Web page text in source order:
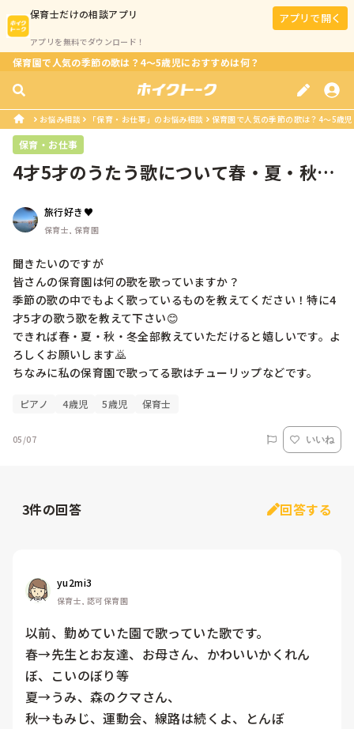
保育士だけの相談アプリ
アプリを無料でダウンロード！
アプリで開く
保育園で人気の季節の歌は？4～5歳児におすすめは何？
お悩み相談 「保育・お仕事」のお悩み相談 保育園で人気の季節の歌は？4～5歳
保育・お仕事
4才5才のうたう歌について春・夏・秋・
旅行好き♥️
保育士, 保育園
聞きたいのですが
皆さんの保育園は何の歌を歌っていますか？
季節の歌の中でもよく歌っているものを教えてください！特に4
才5才の歌う歌を教えて下さい😊
できれば春・夏・秋・冬全部教えていただけると嬉しいです。よ
ろしくお願いします🙇
ちなみに私の保育園で歌ってる歌はチューリップなどです。
ピアノ 4歳児 5歳児 保育士
05/07 いいね
3件の回答 回答する
yu2mi3
保育士, 認可保育園
以前、勤めていた園で歌っていた歌です。
春→先生とお友達、お母さん、かわいいかくれん
ぼ、こいのぼり等
夏→うみ、森のクマさん、
秋→もみじ、運動会、線路は続くよ、とんぼ